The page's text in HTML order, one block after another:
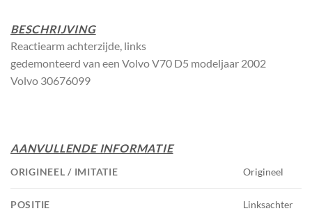
BESCHRIJVING
Reactiearm achterzijde, links
gedemonteerd van een Volvo V70 D5 modeljaar 2002
Volvo 30676099
AANVULLENDE INFORMATIE
ORIGINEEL / IMITATIE Origineel
POSITIE Linksachter